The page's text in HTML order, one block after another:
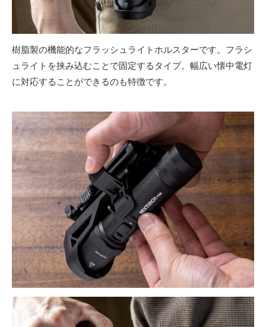
樹脂製の機能的なフラッシュライトホルスターです。フラシ
ュライトを挟み込むことで固定するタイプ。幅広い懐中電灯
に対応することができるのも特徴です。